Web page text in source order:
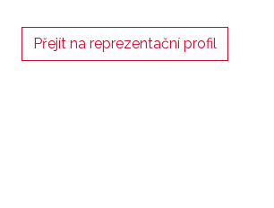
Přejít na reprezentační profil